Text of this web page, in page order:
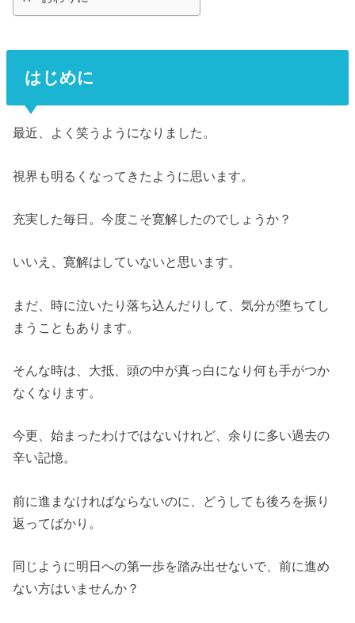
はじめに
最近、よく笑うようになりました。
視界も明るくなってきたように思います。
充実した毎日。今度こそ寛解したのでしょうか？
いいえ、寛解はしていないと思います。
まだ、時に泣いたり落ち込んだりして、気分が堕ちてし
まうこともあります。
そんな時は、大抵、頭の中が真っ白になり何も手がつか
なくなります。
今更、始まったわけではないけれど、余りに多い過去の
辛い記憶。
前に進まなければならないのに、どうしても後ろを振り
返ってばかり。
同じように明日への第一歩を踏み出せないで、前に進め
ない方はいませんか？